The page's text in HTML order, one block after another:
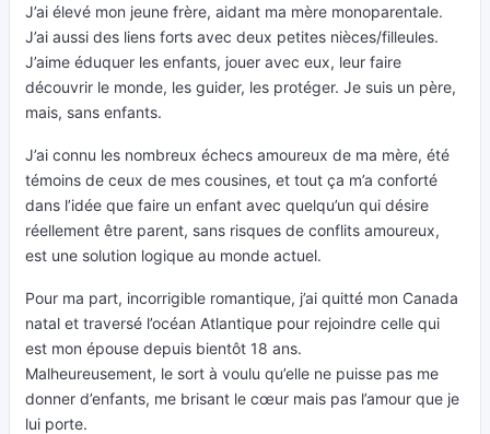
J’ai élevé mon jeune frère, aidant ma mère monoparentale.
J’ai aussi des liens forts avec deux petites nièces/filleules.
J’aime éduquer les enfants, jouer avec eux, leur faire
découvrir le monde, les guider, les protéger. Je suis un père,
mais, sans enfants.
J’ai connu les nombreux échecs amoureux de ma mère, été
témoins de ceux de mes cousines, et tout ça m’a conforté
dans l’idée que faire un enfant avec quelqu’un qui désire
réellement être parent, sans risques de conflits amoureux,
est une solution logique au monde actuel.
Pour ma part, incorrigible romantique, j’ai quitté mon Canada
natal et traversé l’océan Atlantique pour rejoindre celle qui
est mon épouse depuis bientôt 18 ans.
Malheureusement, le sort à voulu qu’elle ne puisse pas me
donner d’enfants, me brisant le cœur mais pas l’amour que je
lui porte.